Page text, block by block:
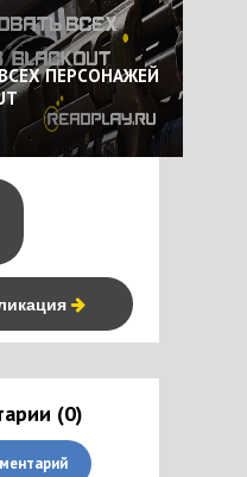
ПЕРСОНАЖЕЙ
(0)